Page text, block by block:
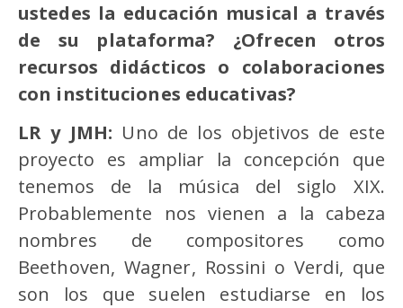
ustedes la educación musical a través
de su plataforma? ¿Ofrecen otros
recursos didácticos o colaboraciones
con instituciones educativas?
LR y JMH: Uno de los objetivos de este
proyecto es ampliar la concepción que
tenemos de la música del siglo XIX.
Probablemente nos vienen a la cabeza
nombres de compositores como
Beethoven, Wagner, Rossini o Verdi, que
son los que suelen estudiarse en los